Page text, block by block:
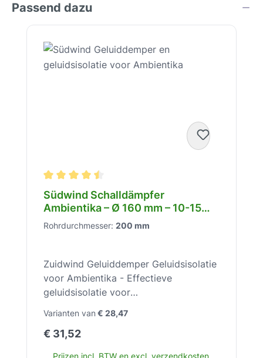
Passend dazu
Productgalerij overslaan
Gemiddelde waardering van 4.5 van 5 sterren
Südwind Schalldämpfer
Ambientika – Ø 160 mm – 10-15
dB(A) Schalldämmung – 85 mm
Rohrdurchmesser: 200 mm
Zuidwind Geluiddemper Geluidsisolatie
voor Ambientika - Effectieve
geluidsisolatie voor
rust met de Zuidwind Geluiddemper –
Voor een hoorbaar stillere
Varianten van € 28,47
Normale prijs:
€ 31,52